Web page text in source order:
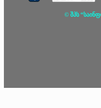
© შპს